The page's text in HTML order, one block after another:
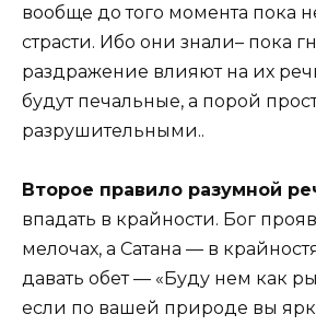
вообще до того момента пока
страсти. Ибо они знали– пока
раздражение влияют на их
будут печальные, а порой
разрушительными..
Второе правило разумной
впадать в крайности. Бог
мелочах, а Сатана — в
давать обет — «Буду нем как
если по вашей природе вы